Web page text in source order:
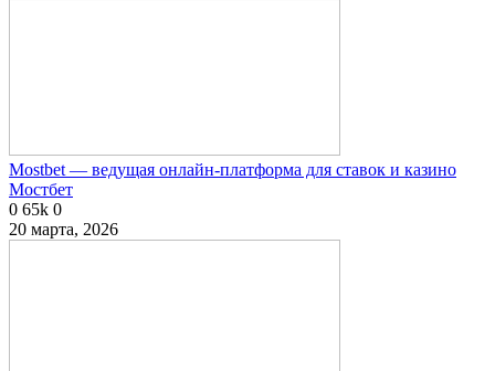
Mostbet — ведущая онлайн-платформа для ставок и казино
Мостбет
0 65k 0
20 марта, 2026